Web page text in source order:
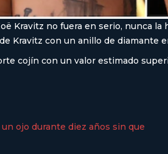
Kravitz no fuera en serio, nunca la
Kravitz con un anillo de
cojín con un valor estimado
ojo durante diez años sin que